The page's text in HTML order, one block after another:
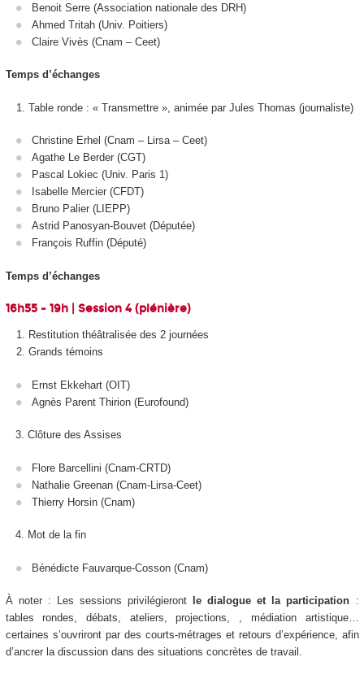
Benoit Serre (Association nationale des DRH)
Ahmed Tritah (Univ. Poitiers)
Claire Vivès (Cnam – Ceet)
Temps d’échanges
Table ronde : « Transmettre », animée par Jules Thomas (journaliste)
Christine Erhel (Cnam – Lirsa – Ceet)
Agathe Le Berder (CGT)
Pascal Lokiec (Univ. Paris 1)
Isabelle Mercier (CFDT)
Bruno Palier (LIEPP)
Astrid Panosyan-Bouvet (Députée)
François Ruffin (Député)
Temps d’échanges
16h55 - 19h | Session 4 (plénière)
Restitution théâtralisée des 2 journées
Grands témoins
Ernst Ekkehart (OIT)
Agnès Parent Thirion (Eurofound)
3. Clôture des Assises
Flore Barcellini (Cnam-CRTD)
Nathalie Greenan (Cnam-Lirsa-Ceet)
Thierry Horsin (Cnam)
4. Mot de la fin
Bénédicte Fauvarque-Cosson (Cnam)
À noter : Les sessions privilégieront le dialogue et la participation :
tables rondes, débats, ateliers, projections, , médiation artistique…
certaines s’ouvriront par des courts-métrages et retours d’expérience, afin
d’ancrer la discussion dans des situations concrètes de travail.